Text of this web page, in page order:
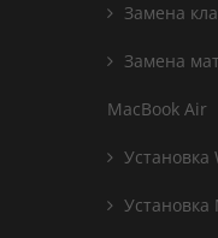
Замена
Замена
MacBook Air
Установка